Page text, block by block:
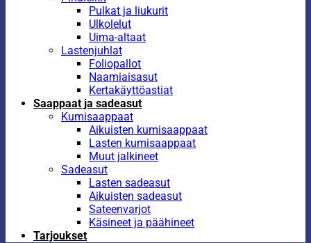
Pulkat ja liukurit
Ulkolelut
Uima-altaat
Lastenjuhlat
Foliopallot
Naamiaisasut
Kertakäyttöastiat
Saappaat ja sadeasut
Kumisaappaat
Aikuisten kumisaappaat
Lasten kumisaappaat
Muut jalkineet
Sadeasut
Lasten sadeasut
Aikuisten sadeasut
Sateenvarjot
Käsineet ja päähineet
Tarjoukset